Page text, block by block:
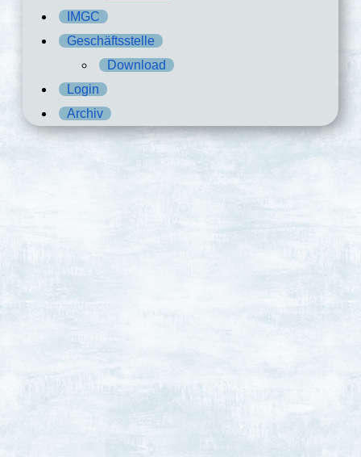
IMGC
Geschäftsstelle
Download
Login
Archiv